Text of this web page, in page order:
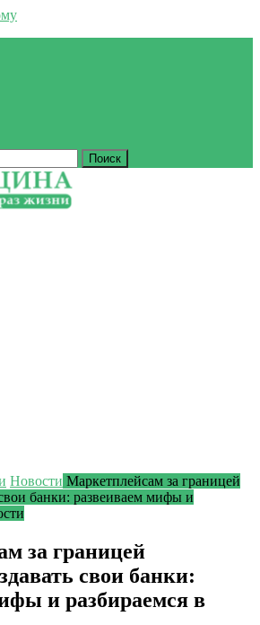
Новости Маркетплейсам за границей
банки: развеиваем мифы и
за границей
свои банки:
и разбираемся в